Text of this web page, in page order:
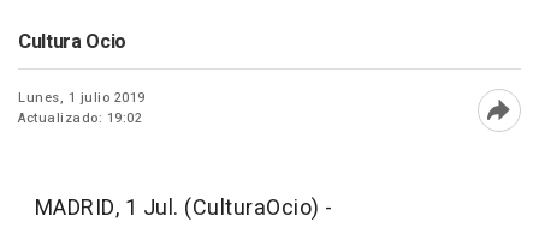
Cultura Ocio
Lunes, 1 julio 2019
Actualizado: 19:02
MADRID, 1 Jul. (CulturaOcio) -